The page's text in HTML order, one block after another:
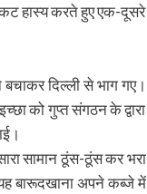
हास्य करते हुए एक-दूसरे
दिल्ली से भाग गए।
को गुप्त संगठन के द्वारा
सामान ठूंस-ठूंस कर भरा
बारूदखाना अपने कब्जे में